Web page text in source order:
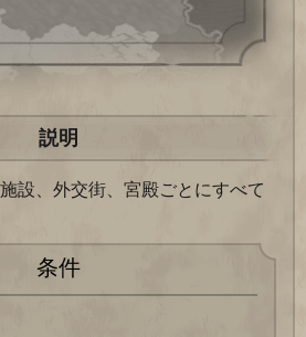
説明
設、外交街、宮殿ごとにすべて
条件